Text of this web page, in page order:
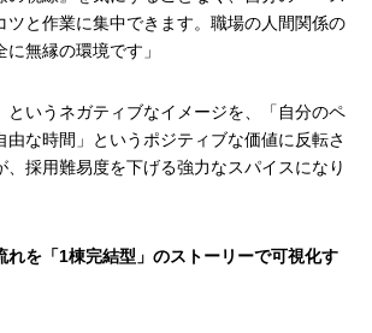
ツと作業に集中できます。職場の人間関係の
無縁の環境です」
というネガティブなイメージを、「自分のペ
由な時間」というポジティブな価値に反転さ
、採用難易度を下げる強力なスパイスになり
を「1棟完結型」のストーリーで可視化す